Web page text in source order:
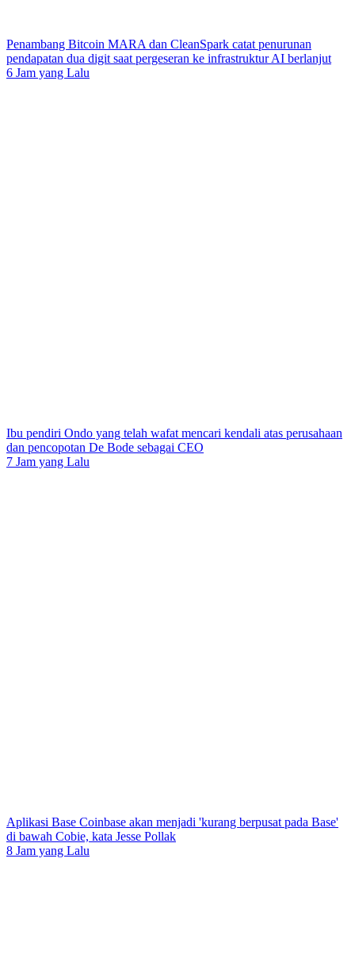
Penambang Bitcoin MARA dan CleanSpark catat penurunan
pendapatan dua digit saat pergeseran ke infrastruktur AI berlanjut
6 Jam yang Lalu
Ibu pendiri Ondo yang telah wafat mencari kendali atas perusahaan
dan pencopotan De Bode sebagai CEO
7 Jam yang Lalu
Aplikasi Base Coinbase akan menjadi 'kurang berpusat pada Base'
di bawah Cobie, kata Jesse Pollak
8 Jam yang Lalu